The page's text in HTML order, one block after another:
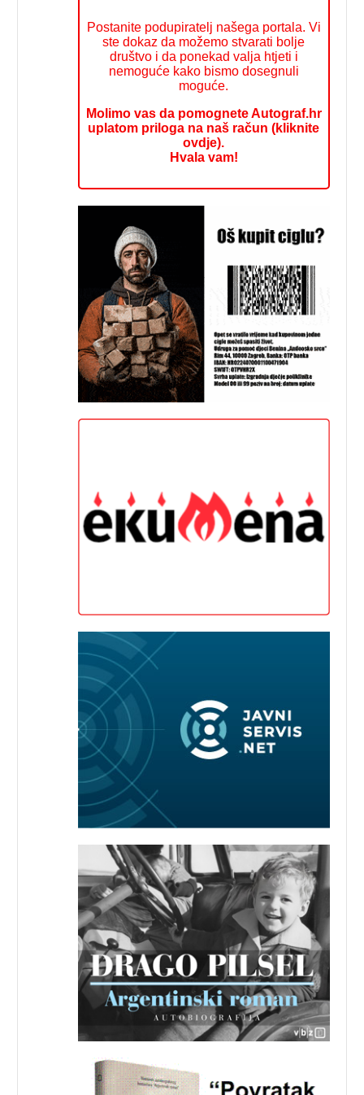
Postanite podupiratelj našega portala. Vi
ste dokaz da možemo stvarati bolje
društvo i da ponekad valja htjeti i
nemoguće kako bismo dosegnuli
moguće.
Molimo vas da pomognete Autograf.hr
uplatom priloga na naš račun (kliknite
ovdje).
Hvala vam!